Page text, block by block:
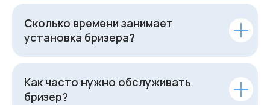
Сколько времени занимает
установка бризера?
Как часто нужно обслуживать
бризер?